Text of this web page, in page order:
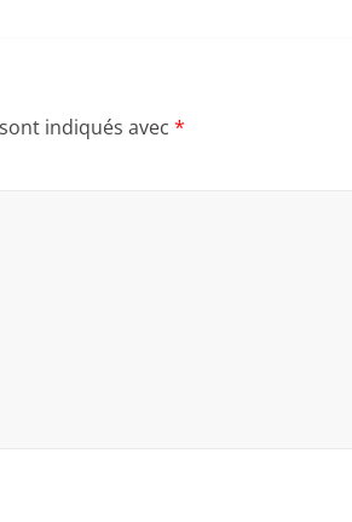
indiqués avec *